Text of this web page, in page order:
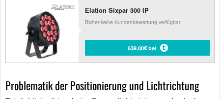
Elation Sixpar 300 IP
Bisher keine Kundenbewertung verfügbar
639,00€ bei
Problematik der Positionierung und Lichtrichtung